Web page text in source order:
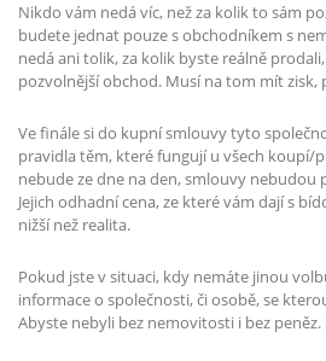
Nikdo vám nedá víc, než za kolik to sám
budete jednat pouze s obchodníkem s
nedá ani tolik, za kolik byste reálně
pozvolnější obchod. Musí na tom mít zisk,
Ve finále si do kupní smlouvy tyto
pravidla těm, které fungují u všech koupí/
nebude ze dne na den, smlouvy nebudou
Jejich odhadní cena, ze které vám dají s
nižší než realita.
Pokud jste v situaci, kdy nemáte jinou
informace o společnosti, či osobě, se
Abyste nebyli bez nemovitosti i bez peněz.